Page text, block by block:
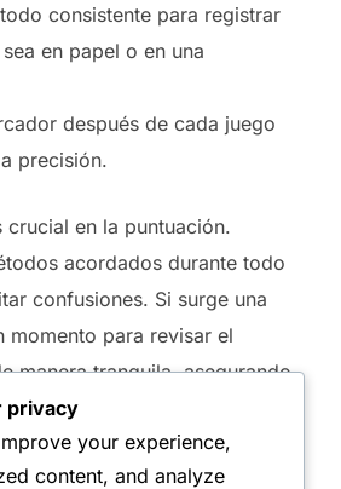
consistente para registrar
en papel o en una
después de cada juego
precisión.
crucial en la puntuación.
acordados durante todo
confusiones. Si surge una
momento para revisar el
manera tranquila, asegurando
acuerdo antes de continuar.
privacy
your experience,
content, and analyze